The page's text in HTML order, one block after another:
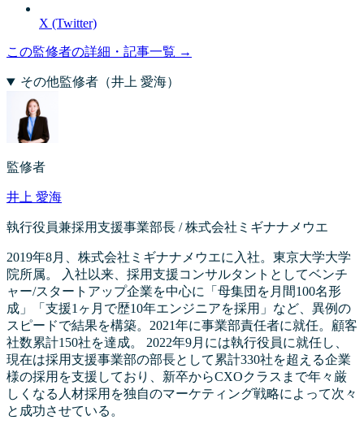
X (Twitter)
この監修者の詳細・記事一覧 →
その他監修者（井上 愛海）
監修者
井上 愛海
執行役員兼採用支援事業部長 / 株式会社ミギナナメウエ
2019年8月、株式会社ミギナナメウエに入社。東京大学大学
院所属。 入社以来、採用支援コンサルタントとしてベンチ
ャー/スタートアップ企業を中心に「母集団を月間100名形
成」「支援1ヶ月で歴10年エンジニアを採用」など、異例の
スピードで結果を構築。2021年に事業部責任者に就任。顧客
社数累計150社を達成。 2022年9月には執行役員に就任し、
現在は採用支援事業部の部長として累計330社を超える企業
様の採用を支援しており、新卒からCXOクラスまで年々厳
しくなる人材採用を独自のマーケティング戦略によって次々
と成功させている。